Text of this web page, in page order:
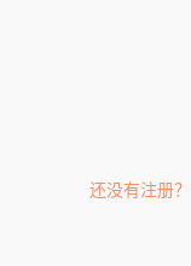
还没有注册？